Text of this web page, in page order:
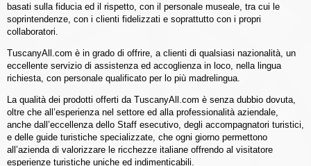
basati sulla fiducia ed il rispetto, con il personale museale, tra cui le
soprintendenze, con i clienti fidelizzati e soprattutto con i propri
collaboratori.
TuscanyAll.com è in grado di offrire, a clienti di qualsiasi nazionalità, un
eccellente servizio di assistenza ed accoglienza in loco, nella lingua
richiesta, con personale qualificato per lo più madrelingua.
La qualità dei prodotti offerti da TuscanyAll.com è senza dubbio dovuta,
oltre che all’esperienza nel settore ed alla professionalità aziendale,
anche dall’eccellenza dello Staff esecutivo, degli accompagnatori turistici,
e delle guide turistiche specializzate, che ogni giorno permettono
all’azienda di valorizzare le ricchezze italiane offrendo al visitatore
esperienze turistiche uniche ed indimenticabili.